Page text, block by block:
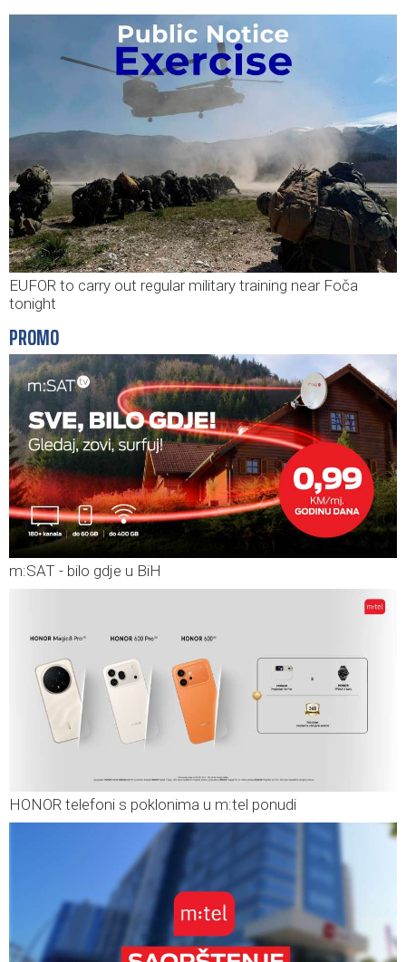
EUFOR to carry out regular military training near Foča
tonight
PROMO
m:SAT - bilo gdje u BiH
HONOR telefoni s poklonima u m:tel ponudi